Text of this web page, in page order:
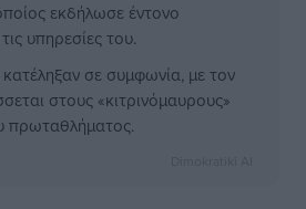
εκδήλωσε έντονο
υπηρεσίες του.
σε συμφωνία, με τον
στους «κιτρινόμαυρους»
πρωταθλήματος.